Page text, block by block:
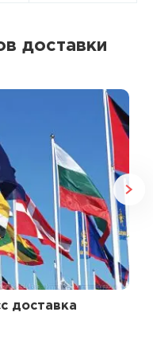
доставки
доставка